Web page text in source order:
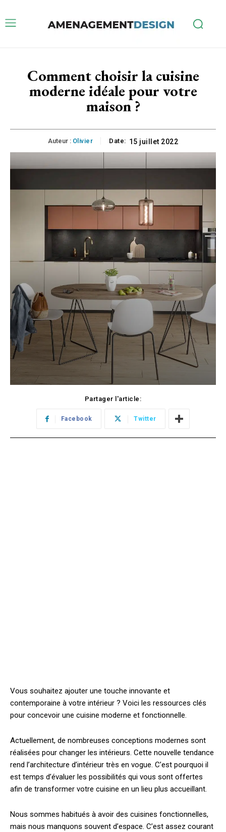
Comment choisir la cuisine
moderne idéale pour votre
maison ?
Auteur : Olivier Date: 15 juillet 2022
Partager l'article:
Facebook Twitter
Vous souhaitez ajouter une touche innovante et
contemporaine à votre intérieur ? Voici les ressources clés
pour concevoir une cuisine moderne et fonctionnelle.
Actuellement, de nombreuses conceptions modernes sont
réalisées pour changer les intérieurs. Cette nouvelle tendance
rend l’architecture d’intérieur très en vogue. C’est pourquoi il
est temps d’évaluer les possibilités qui vous sont offertes
afin de transformer votre cuisine en un lieu plus accueillant.
Nous sommes habitués à avoir des cuisines fonctionnelles,
mais nous manquons souvent d’espace. C’est assez courant